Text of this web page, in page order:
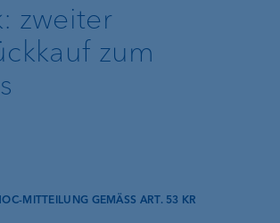
zweiter
zum
MITTEILUNG GEMÄSS ART. 53 KR